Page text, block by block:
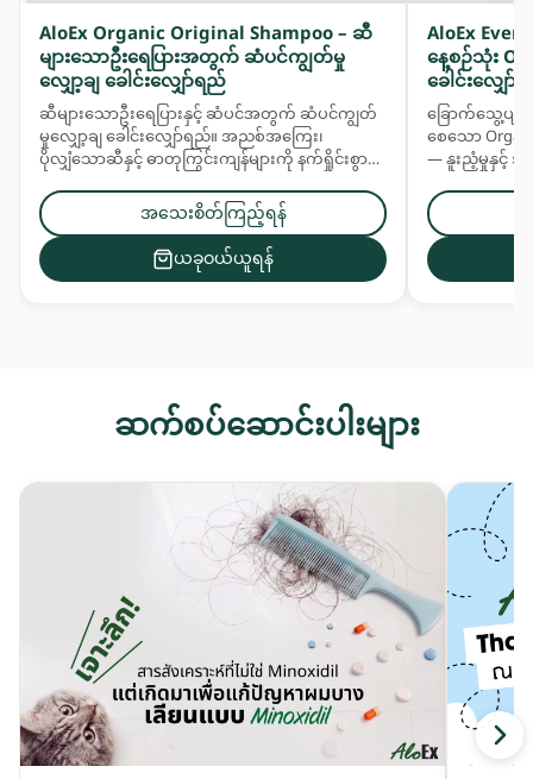
AloEx Organic Original Shampoo – ဆီ
များသောဦးရေပြားအတွက် ဆံပင်ကျွတ်မှု
လျှော့ချ ခေါင်းလျှော်ရည်
ဆီများသောဦးရေပြားနှင့် ဆံပင်အတွက် ဆံပင်ကျွတ်
မှုလျှော့ချ ခေါင်းလျှော်ရည်။ အညစ်အကြေး၊
ပိုလျှံသောဆီနှင့် ဓာတုကြွင်းကျန်များကို နက်ရှိုင်းစွာ
ဦးရေပြားနှင့် ဆံပင်ကို အာဟာရဖြည့်ပေးသည်။
အသေးစိတ်ကြည့်ရန်
ယခုဝယ်ယူရန်
AloEx
နေ့စဉ်သုံး
ခေါင်းလျှော်
ခြောက်သွေ့ပ
စေသော
— နူးညံ့မှုနှင့်
ပေးသည်။ ဆံပင်
အတွက် နေ့စဉ်
ဆက်စပ်ဆောင်းပါးများ